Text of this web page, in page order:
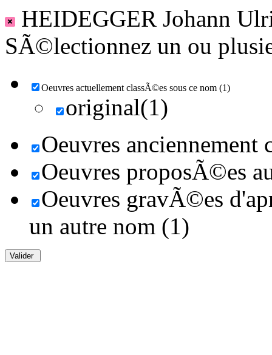
HEIDEGGER Johann
SÃ©lectionnez un ou
Oeuvres actuellement classÃ©es sous ce nom (1)
original(1)
Oeuvres anciennement
Oeuvres proposÃ©es
Oeuvres gravÃ©es
un autre nom (1)
Valider